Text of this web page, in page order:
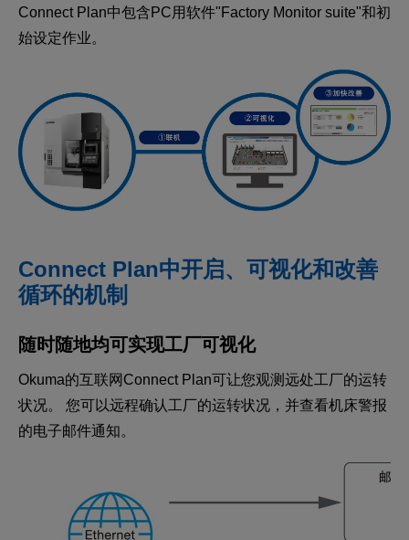
Connect Plan中包含PC用软件"Factory Monitor suite"和初
始设定作业。
Connect Plan中开启、可视化和改善
循环的机制
随时随地均可实现工厂可视化
Okuma的互联网Connect Plan可让您观测远处工厂的运转
状况。 您可以远程确认工厂的运转状况，并查看机床警报
的电子邮件通知。